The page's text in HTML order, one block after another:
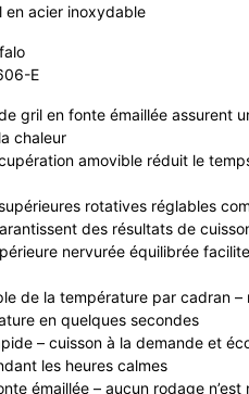
en acier inoxydable
E
gril en fonte émaillée assurent
chaleur
amovible réduit le
rotatives réglables
des résultats de
nervurée équilibrée
de la température par cadran
en quelques secondes
– cuisson à la demande et
les heures calmes
émaillée – aucun rodage n’est